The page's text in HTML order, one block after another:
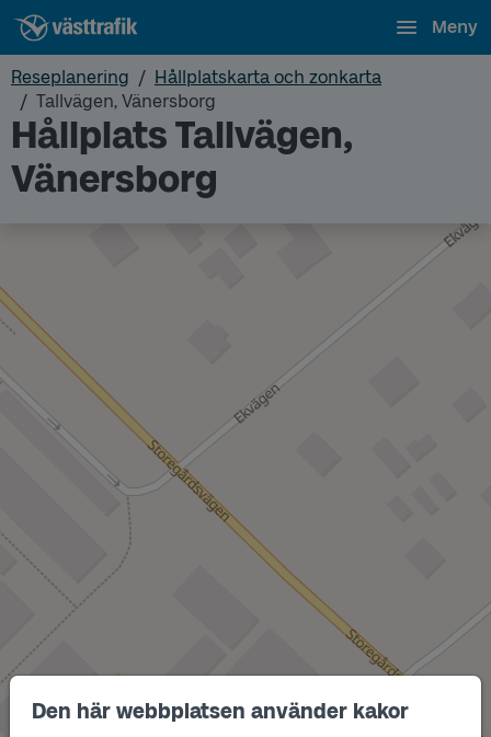
Den här webbplatsen använder kakor
Meny
Reseplanering
Hållplatskarta och zonkarta
Tallvägen, Vänersborg
Hållplats Tallvägen,
Vänersborg